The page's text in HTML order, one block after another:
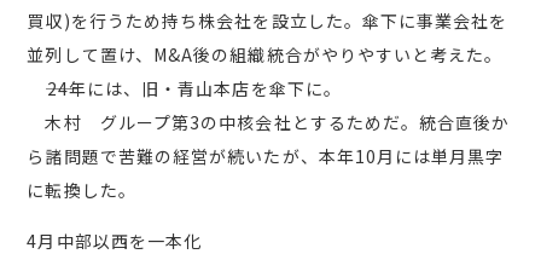
買収)を行うため持ち株会社を設立した。傘下に事業会社を
並列して置け、M&A後の組織統合がやりやすいと考えた。
――24年には、旧・青山本店を傘下に。
木村 グループ第3の中核会社とするためだ。統合直後か
ら諸問題で苦難の経営が続いたが、本年10月には単月黒字
に転換した。
4月中部以西を一本化